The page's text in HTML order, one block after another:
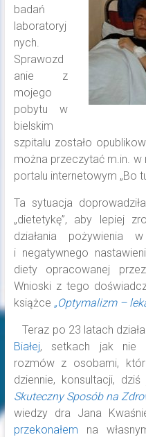
badań
laboratoryj
nych.
Sprawozd
anie z
mojego
pobytu w
bielskim
szpitalu zostało
można przeczytać m.in. w
portalu internetowym „Bo
Ta sytuacja
„dietetykę”, aby lepiej
działania pożywienia
i negatywnego
diety opracowanej
Wnioski z tego
książce „Optymalizm –
Teraz po 23 latach
Białej, setkach jak nie
rozmów z osobami,
dziennie, konsultacji,
Skuteczny Sposób na
wiedzy dra Jana
przekonałem na